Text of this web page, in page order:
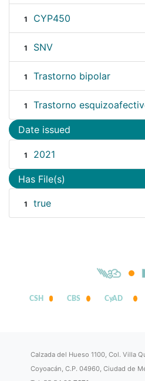
1 CYP450
1 SNV
1 Trastorno bipolar
1 Trastorno
Date issued
1 2021
Has File(s)
1 true
CSH CBS CyAD
Calzada del Hueso 1100, Col. Villa
Coyoacán, C.P. 04960, Ciudad de